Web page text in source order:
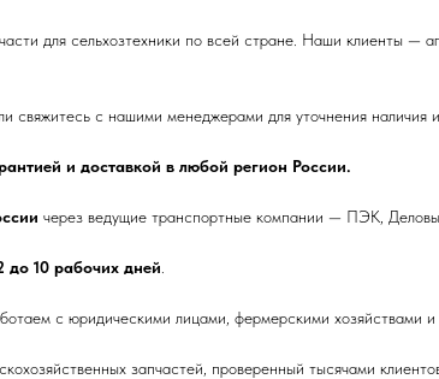
для сельхозтехники по всей стране. Наши клиенты —
с нашими менеджерами для уточнения наличия и
и доставкой в любой регион России.
через ведущие транспортные компании — ПЭК,
до 10 рабочих дней
с юридическими лицами, фермерскими хозяйствами
запчастей, проверенный тысячами